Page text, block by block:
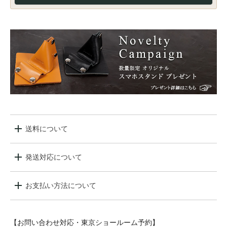
送料について
発送対応について
お支払い方法について
【お問い合わせ対応・東京ショールーム予約】